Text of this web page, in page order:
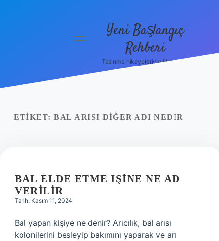
Politikası
menüyü
Yeni Başlangıç
Rehberi
Taşınma hikayeleriyle ilham bul!
ETIKET: BAL ARISI DIĞER ADI NEDIR
BAL ELDE ETME IŞINE NE AD
VERILIR
Tarih: Kasım 11, 2024
Bal yapan kişiye ne denir? Arıcılık, bal arısı
kolonilerini besleyip bakımını yaparak ve arı